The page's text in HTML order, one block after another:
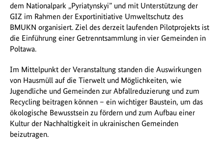
dem Nationalpark „Pyriatynskyi” und mit Unterstützung der
GIZ im Rahmen der Exportinitiative Umweltschutz des
BMUKN organisiert. Ziel des derzeit laufenden Pilotprojekts ist
die Einführung einer Getrenntsammlung in vier Gemeinden in
Poltawa.
Im Mittelpunkt der Veranstaltung standen die Auswirkungen
von Hausmüll auf die Tierwelt und Möglichkeiten, wie
Jugendliche und Gemeinden zur Abfallreduzierung und zum
Recycling beitragen können – ein wichtiger Baustein, um das
ökologische Bewusstsein zu fördern und zum Aufbau einer
Kultur der Nachhaltigkeit in ukrainischen Gemeinden
beizutragen.